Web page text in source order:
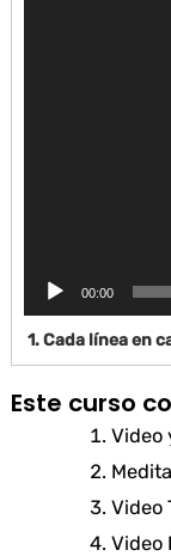
00:00
Este curso
Video
Video
Video